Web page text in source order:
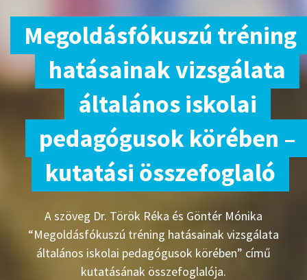
Megoldásfókuszú tréning
hatásainak vizsgálata
általános iskolai
pedagógusok körében –
kutatási összefoglaló
A szöveg Dr. Török Réka és Göntér Mónika
“Megoldásfókuszú tréning hatásainak vizsgálata
általános iskolai pedagógusok körében” című
kutatásának összefoglalója.